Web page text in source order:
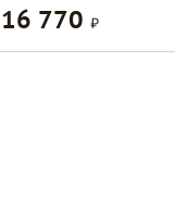
16 770 Р